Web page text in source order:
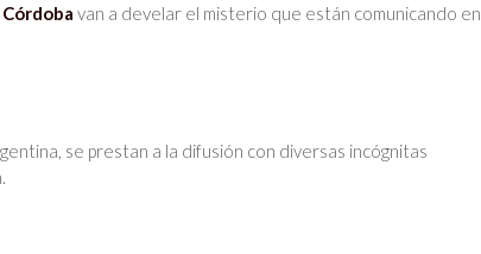
van a develar el misterio que están comunicando en
se prestan a la difusión con diversas incógnitas